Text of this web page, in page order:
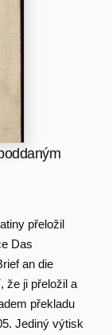
přeložil
Das
an die
že ji přeložil a
překladu
Jediný výtisk